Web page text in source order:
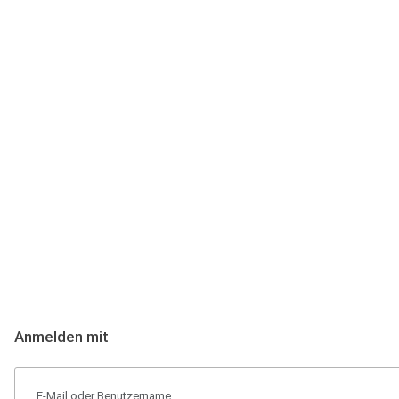
Anmelden mit